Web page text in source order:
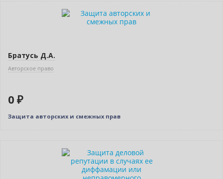
Братусь Д.А.
Авторское право
0 ₽
Защита авторских и смежных прав